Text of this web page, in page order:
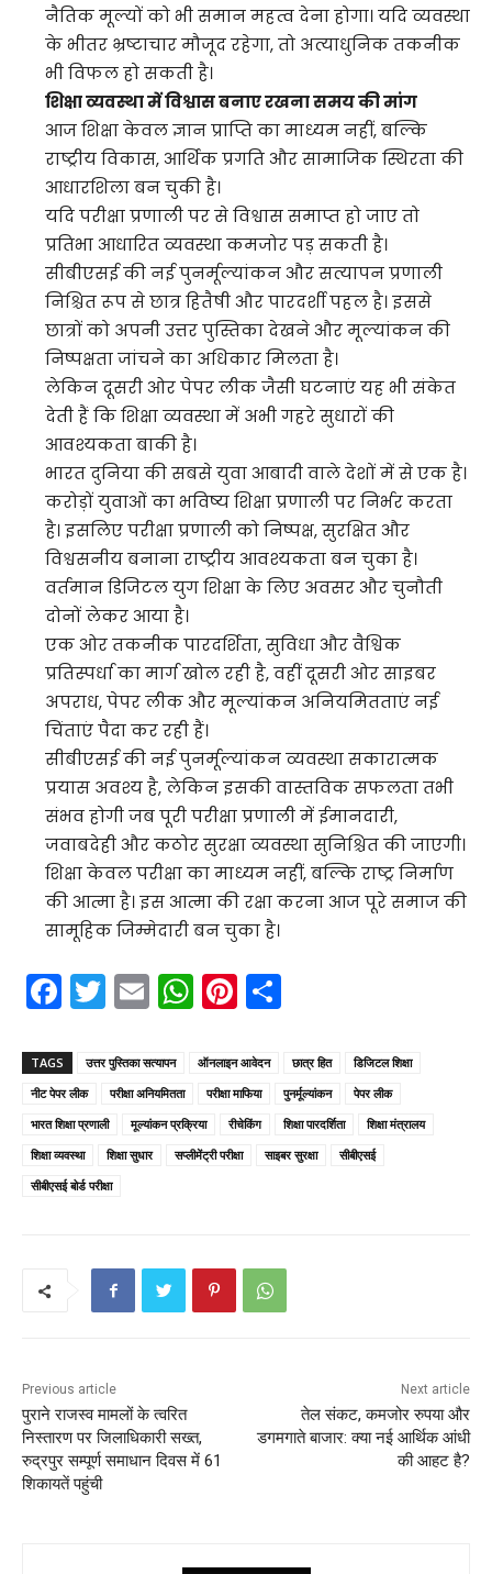
नैतिक मूल्यों को भी समान महत्व देना होगा। यदि व्यवस्था
के भीतर भ्रष्टाचार मौजूद रहेगा, तो अत्याधुनिक तकनीक
भी विफल हो सकती है।
शिक्षा व्यवस्था में विश्वास बनाए रखना समय की मांग
आज शिक्षा केवल ज्ञान प्राप्ति का माध्यम नहीं, बल्कि
राष्ट्रीय विकास, आर्थिक प्रगति और सामाजिक स्थिरता की
आधारशिला बन चुकी है।
यदि परीक्षा प्रणाली पर से विश्वास समाप्त हो जाए तो
प्रतिभा आधारित व्यवस्था कमजोर पड़ सकती है।
सीबीएसई की नई पुनर्मूल्यांकन और सत्यापन प्रणाली
निश्चित रूप से छात्र हितैषी और पारदर्शी पहल है। इससे
छात्रों को अपनी उत्तर पुस्तिका देखने और मूल्यांकन की
निष्पक्षता जांचने का अधिकार मिलता है।
लेकिन दूसरी ओर पेपर लीक जैसी घटनाएं यह भी संकेत
देती हैं कि शिक्षा व्यवस्था में अभी गहरे सुधारों की
आवश्यकता बाकी है।
भारत दुनिया की सबसे युवा आबादी वाले देशों में से एक है।
करोड़ों युवाओं का भविष्य शिक्षा प्रणाली पर निर्भर करता
है। इसलिए परीक्षा प्रणाली को निष्पक्ष, सुरक्षित और
विश्वसनीय बनाना राष्ट्रीय आवश्यकता बन चुका है।
वर्तमान डिजिटल युग शिक्षा के लिए अवसर और चुनौती
दोनों लेकर आया है।
एक ओर तकनीक पारदर्शिता, सुविधा और वैश्विक
प्रतिस्पर्धा का मार्ग खोल रही है, वहीं दूसरी ओर साइबर
अपराध, पेपर लीक और मूल्यांकन अनियमितताएं नई
चिंताएं पैदा कर रही हैं।
सीबीएसई की नई पुनर्मूल्यांकन व्यवस्था सकारात्मक
प्रयास अवश्य है, लेकिन इसकी वास्तविक सफलता तभी
संभव होगी जब पूरी परीक्षा प्रणाली में ईमानदारी,
जवाबदेही और कठोर सुरक्षा व्यवस्था सुनिश्चित की जाएगी।
शिक्षा केवल परीक्षा का माध्यम नहीं, बल्कि राष्ट्र निर्माण
की आत्मा है। इस आत्मा की रक्षा करना आज पूरे समाज की
सामूहिक जिम्मेदारी बन चुका है।
F
a
c
e
b
o
o
T
w
itt
er
E
m
ai
l
W
h
a
ts
A
p
Pi
nt
er
e
st
ar
e
TAGS उत्तर पुस्तिका सत्यापन ऑनलाइन आवेदन छात्र हित
डिजिटल शिक्षा
नीट पेपर लीक
परीक्षा अनियमितता परीक्षा माफिया पुनर्मूल्यांकन
पेपर लीक
भारत शिक्षा प्रणाली
मूल्यांकन प्रक्रिया रीचेकिंग शिक्षा पारदर्शिता
शिक्षा मंत्रालय
शिक्षा व्यवस्था
शिक्षा सुधार सप्लीमेंट्री परीक्षा साइबर सुरक्षा
सीबीएसई
सीबीएसई बोर्ड परीक्षा
Previous article
पुराने राजस्व मामलों के त्वरित
निस्तारण पर जिलाधिकारी सख्त,
रुद्रपुर सम्पूर्ण समाधान दिवस में 61
शिकायतें पहुंची
Next article
तेल संकट, कमजोर रुपया और
डगमगाते बाजार: क्या नई आर्थिक आंधी
की आहट है?